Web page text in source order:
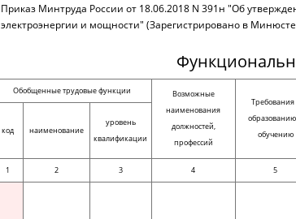
Приказ Минтруда России от 18.06.2018 N 391н "Об
электроэнергии и мощности" (Зарегистрировано в
Обобщенные трудовые функции
Возможные
наименования
должностей,
профессий
Требования
обучению
код
наименование
уровень
квалификации
1 2 3 4 5